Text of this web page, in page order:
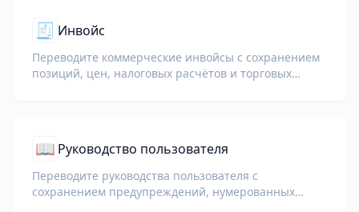
🧾 Инвойс
Переводите коммерческие инвойсы с сохранением
позиций, цен, налоговых расчётов и торговых
📖 Руководство пользователя
Переводите руководства пользователя с
сохранением предупреждений, нумерованных